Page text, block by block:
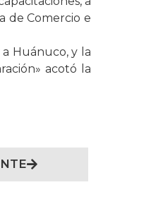
de Comercio e
Huánuco, y la
acotó la